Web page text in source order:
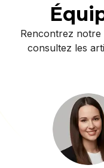
Rencontrez notre
consultez les